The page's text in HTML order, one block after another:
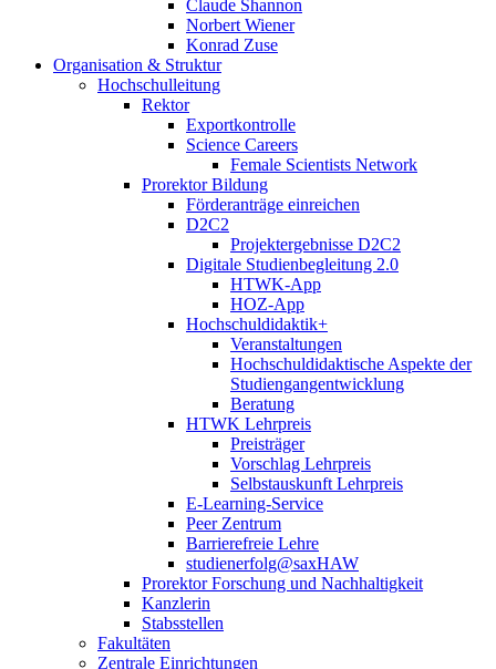
Claude Shannon
Norbert Wiener
Konrad Zuse
Organisation & Struktur
Hochschulleitung
Rektor
Exportkontrolle
Science Careers
Female Scientists Network
Prorektor Bildung
Förderanträge einreichen
D2C2
Projektergebnisse D2C2
Digitale Studienbegleitung 2.0
HTWK-App
HOZ-App
Hochschuldidaktik+
Veranstaltungen
Hochschuldidaktische Aspekte der
Studiengangentwicklung
Beratung
HTWK Lehrpreis
Preisträger
Vorschlag Lehrpreis
Selbstauskunft Lehrpreis
E-Learning-Service
Peer Zentrum
Barrierefreie Lehre
studienerfolg@saxHAW
Prorektor Forschung und Nachhaltigkeit
Kanzlerin
Stabsstellen
Fakultäten
Zentrale Einrichtungen